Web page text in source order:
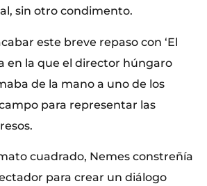
sin otro condimento.
este breve repaso con ‘El
en la que el director húngaro
de la mano a uno de los
para representar las
cuadrado, Nemes constreñía
para crear un diálogo